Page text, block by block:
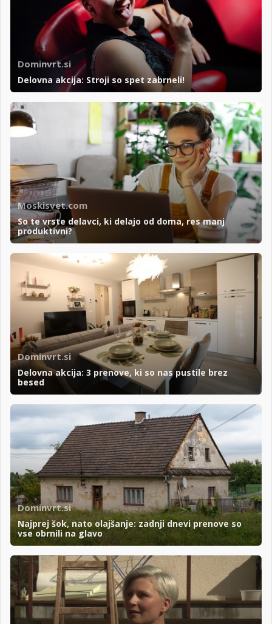
Dominvrt.si
Delovna akcija: Stroji so spet zabrneli!
Moskisvet.com
So te vrste delavci, ki delajo od doma, res manj
produktivni?
Dominvrt.si
Delovna akcija: 3 prenove, ki so nas pustile brez
besed
Dominvrt.si
Najprej šok, nato olajšanje: zadnji dnevi prenove so
vse obrnili na glavo